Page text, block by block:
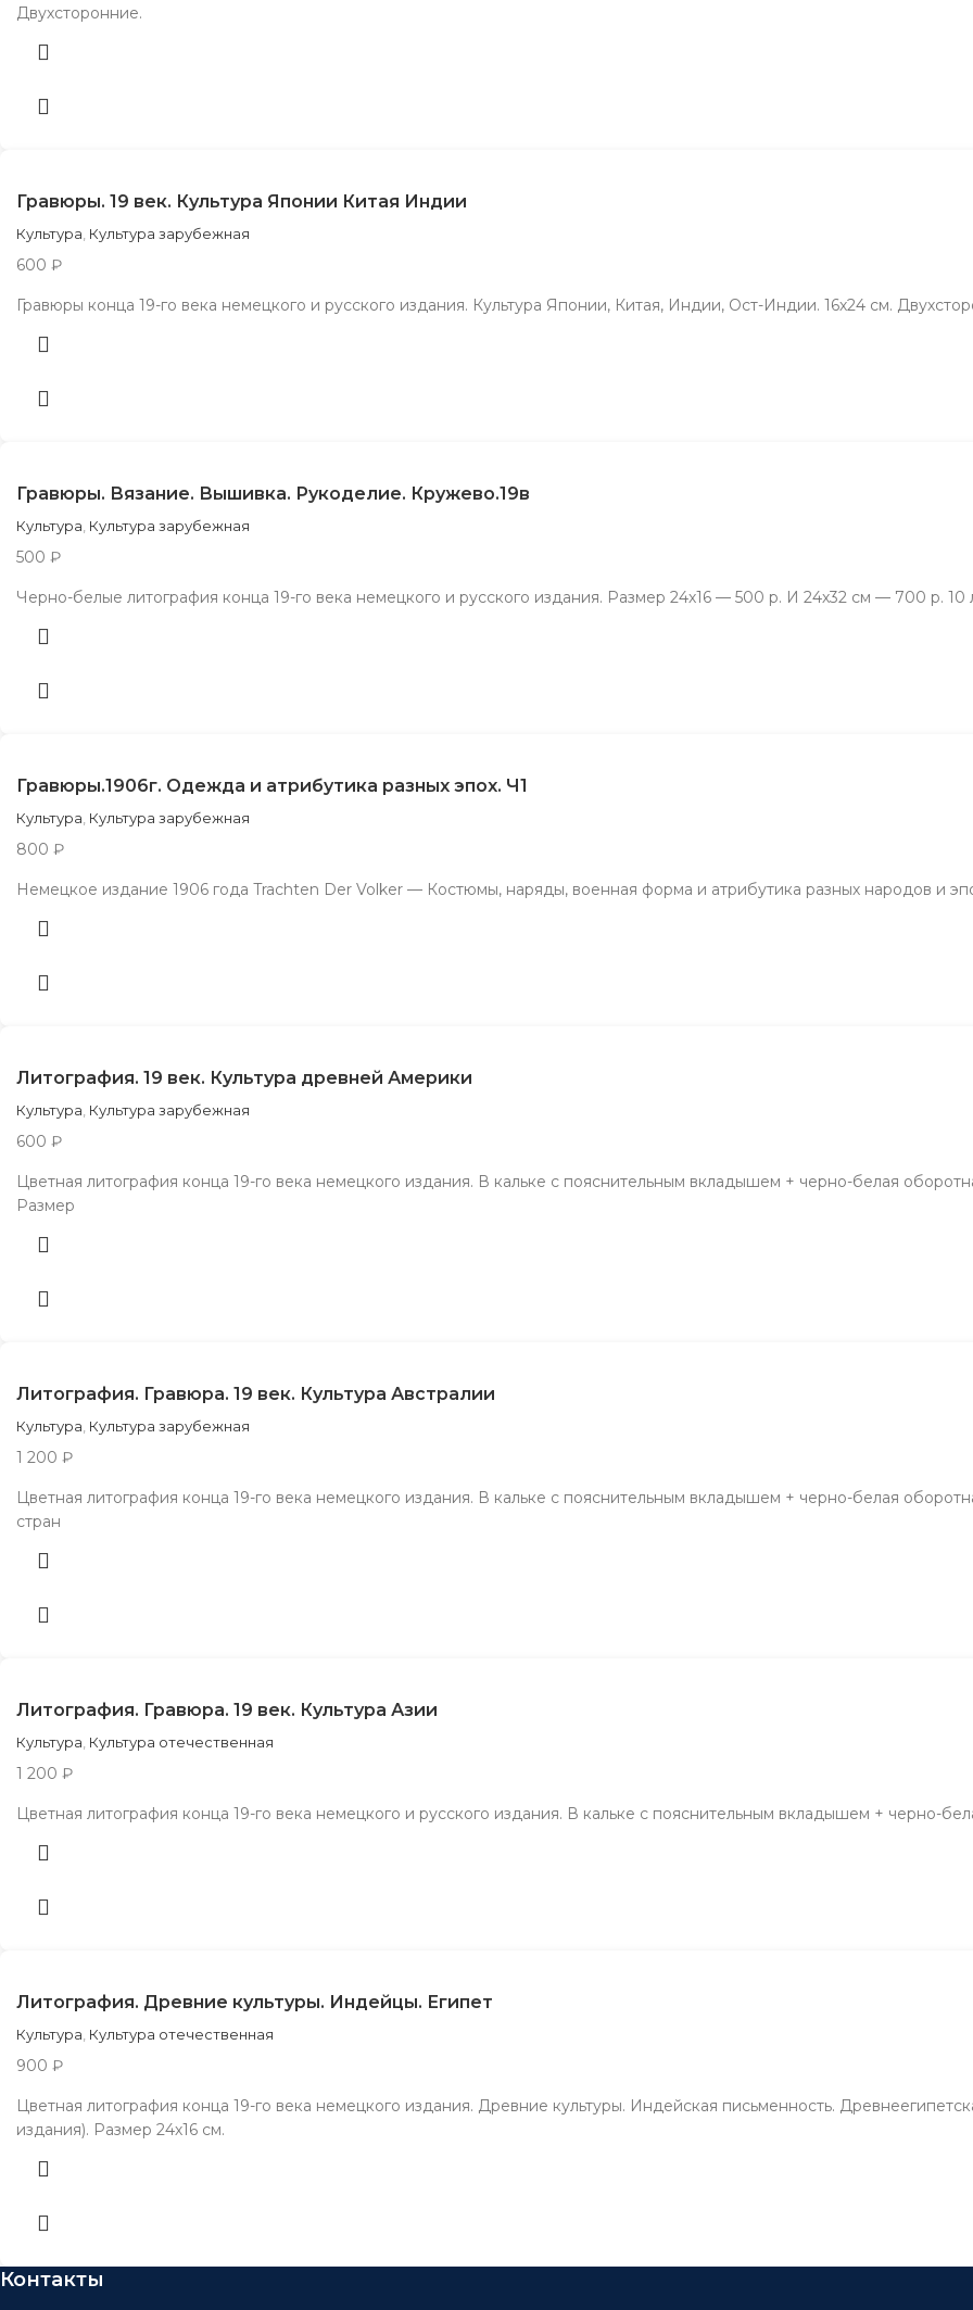
Двухсторонние.
Гравюры. 19 век. Культура Японии Китая Индии
Культура Культура зарубежная
600 ₽
Гравюры конца 19-го века немецкого и русского издания. Культура Японии, Китая, Индии, Ост-Индии. 16х24 см.
Гравюры. Вязание. Вышивка. Рукоделие. Кружево.19в
Культура Культура зарубежная
500 ₽
Черно-белые литография конца 19-го века немецкого и русского издания. Размер 24х16 — 500 р. И 24х32 см — 700 р. 10
Гравюры.1906г. Одежда и атрибутика разных эпох. Ч1
Культура Культура зарубежная
800 ₽
Немецкое издание 1906 года Trachten Der Volker — Костюмы, наряды, военная форма и атрибутика разных народов и
Литография. 19 век. Культура древней Америки
Культура Культура зарубежная
600 ₽
Цветная литография конца 19-го века немецкого издания. В кальке с пояснительным вкладышем + черно-белая
Размер
Литография. Гравюра. 19 век. Культура Австралии
Культура Культура зарубежная
1 200 ₽
Цветная литография конца 19-го века немецкого издания. В кальке с пояснительным вкладышем + черно-белая
стран
Литография. Гравюра. 19 век. Культура Азии
Культура Культура отечественная
1 200 ₽
Цветная литография конца 19-го века немецкого и русского издания. В кальке с пояснительным вкладышем + черно-
Литография. Древние культуры. Индейцы. Египет
Культура Культура отечественная
900 ₽
Цветная литография конца 19-го века немецкого издания. Древние культуры. Индейская письменность.
издания). Размер 24х16 см.
Контакты